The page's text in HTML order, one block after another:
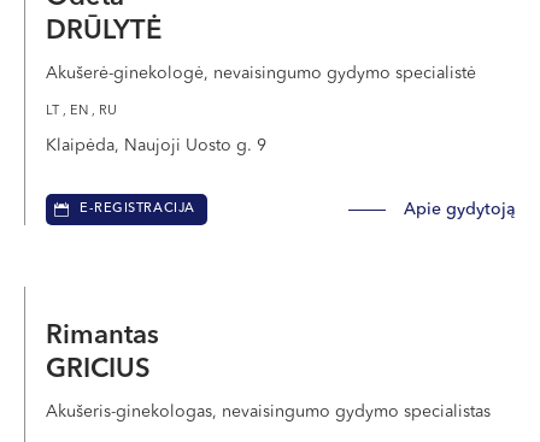
DRŪLYTĖ
Akušerė-ginekologė, nevaisingumo gydymo specialistė
LT , EN , RU
Klaipėda, Naujoji Uosto g. 9
E-REGISTRACIJA Apie gydytoją
Rimantas
GRICIUS
Akušeris-ginekologas, nevaisingumo gydymo specialistas